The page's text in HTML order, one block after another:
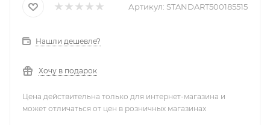
Артикул: STANDART500185515
Нашли дешевле?
Хочу в подарок
Цена действительна только для интернет-магазина и
может отличаться от цен в розничных магазинах